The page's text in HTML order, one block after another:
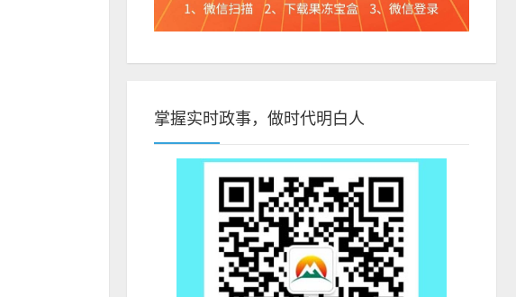
掌握实时政事，做时代明白人